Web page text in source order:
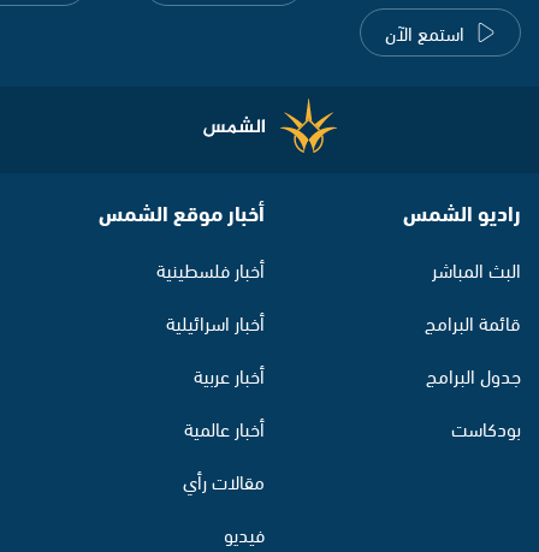
استمع الآن
راديو الشمس
البث المباشر
قائمة البرامج
جدول البرامج
بودكاست
أخبار موقع الشمس
أخبار فلسطينية
أخبار اسرائيلية
أخبار عربية
أخبار عالمية
مقالات رأي
فيديو